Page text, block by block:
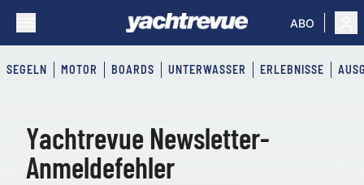
ABO
SEGELN MOTOR BOARDS UNTERWASSER ERLEBNISSE
Newsletter Anmeldefehler
Yachtrevue Newsletter-
Anmeldefehler